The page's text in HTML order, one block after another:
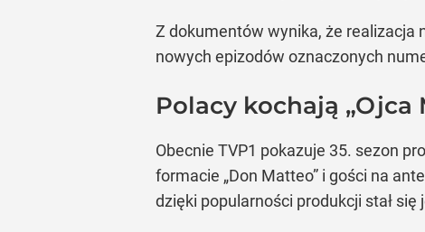
Z dokumentów wynika, że realizacja
nowych epizodów oznaczonych
Polacy kochają
Obecnie TVP1 pokazuje 35. sezon
formacie „Don Matteo” i gości na
dzięki popularności produkcji stał